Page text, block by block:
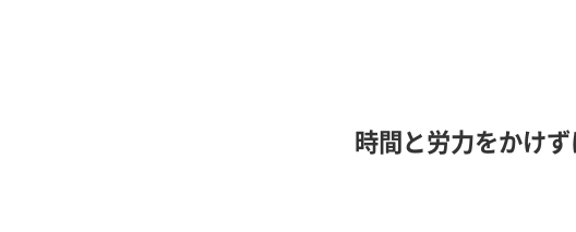
時間と労力をかけ